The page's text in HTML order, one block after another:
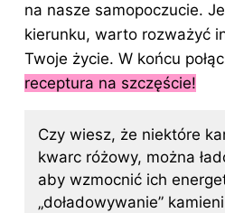
na nasze samopoczucie.
kierunku, warto rozważyć
Twoje życie. W końcu
receptura na szczęście!
Czy wiesz, że niektóre
kwarc różowy, można
aby wzmocnić ich
„doładowywanie”